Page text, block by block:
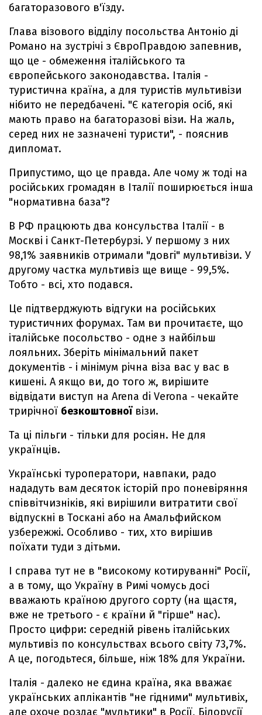
багаторазового в'їзду.
Глава візового відділу посольства Антоніо ді
Романо на зустрічі з ЄвроПравдою запевнив,
що це - обмеження італійського та
європейського законодавства. Італія -
туристична країна, а для туристів мультивізи
нібито не передбачені. "Є категорія осіб, які
мають право на багаторазові візи. На жаль,
серед них не зазначені туристи", - пояснив
дипломат.
Припустимо, що це правда. Але чому ж тоді на
російських громадян в Італії поширюється інша
"нормативна база"?
В РФ працюють два консульства Італії - в
Москві і Санкт-Петербурзі. У першому з них
98,1% заявників отримали "довгі" мультивізи. У
другому частка мультивіз ще вище - 99,5%.
Тобто - всі, хто подався.
Це підтверджують відгуки на російських
туристичних форумах. Там ви прочитаєте, що
італійське посольство - одне з найбільш
лояльних. Зберіть мінімальний пакет
документів - і мінімум річна віза вас у вас в
кишені. А якщо ви, до того ж, вирішите
відвідати виступ на Arena di Verona - чекайте
трирічної безкоштовноївізи.
Та ці пільги - тільки для росіян. Не для
українців.
Українські туроператори, навпаки, радо
нададуть вам десяток історій про поневіряння
співвітчизніків, які вирішили витратити свої
відпускні в Тоскані або на Амальфийском
узбережжі. Особливо - тих, хто вирішив
поїхати туди з дітьми.
І справа тут не в "високому котируванні" Росії,
а в тому, що Україну в Римі чомусь досі
вважають країною другого сорту (на щастя,
вже не третього - є країни й "гірше" нас).
Просто цифри: середній рівень італійських
мультивіз по консульствах всього світу 73,7%.
А це, погодьтеся, більше, ніж 18% для України.
Італія - далеко не єдина країна, яка вважає
українських аплікантів "не гідними" мультивіх,
але охоче роздає "мультики" в Росії, Білорусії